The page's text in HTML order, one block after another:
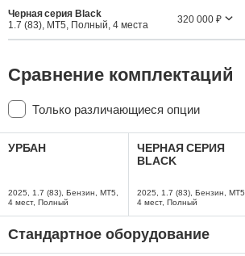
Черная серия Black
1.7 (83), MT5, Полный, 4 места
320 000 ₽
Сравнение комплектаций
Только различающиеся опции
УРБАН
2025, 1.7 (83), Бензин, MT5,
4 мест, Полный
ЧЕРНАЯ СЕРИЯ
BLACK
2025, 1.7 (83), Бензин, MT5,
4 мест, Полный
Стандартное оборудование